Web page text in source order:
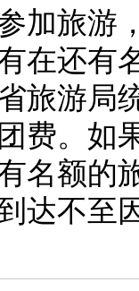
加旅游
在还有
旅游局
费。如
名额的
达不至